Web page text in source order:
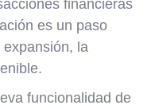
financieras
es un paso
la
funcionalidad de